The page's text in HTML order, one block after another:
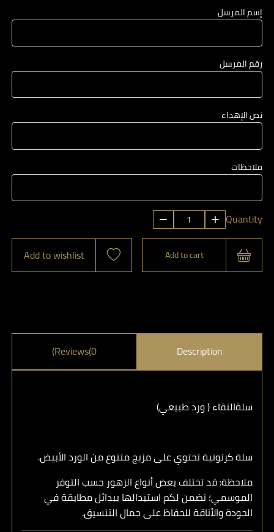
إسم المرسل
رقم المرسل
نص الإهداء
ملاحظات
Quantity
سلة
النقاء
quantity
Add to cart
Add to wishlist
Description
Reviews(0)
سلةالنقاء ( ورد طبيعي)
سلة كرتونية تحتوي على مزيج متنوع من الورد الأبيض.
ملاحظة: قد تختلف بعض أنواع الزهور حسب التوفر
الموسمي؛ نضمن لكم استبدالها ببدائل مطابقة في
الجودة والأناقة للحفاظ على جمال التنسيق.